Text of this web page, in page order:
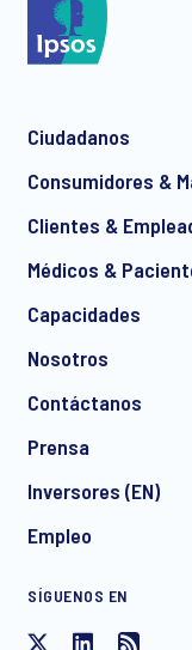
communication
invitations to
withdraw your
Ciudadanos
Consumidores &
Clientes &
Médicos &
Capacidades
Nosotros
Contáctanos
Prensa
Inversores (EN)
Empleo
SÍGUENOS EN